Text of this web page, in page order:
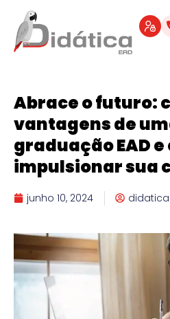
Abrace o futuro:
vantagens de
graduação EAD
impulsionar sua
junho 10, 2024